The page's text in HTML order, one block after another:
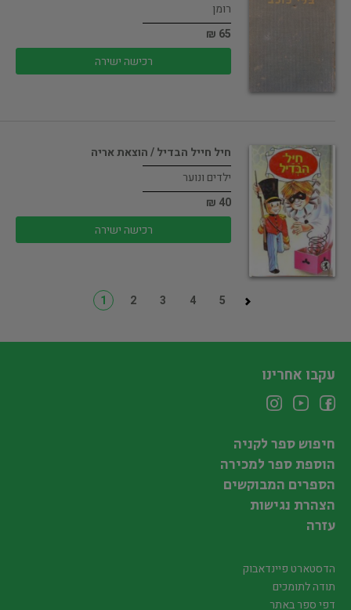
רומן
65 ₪
רכישה ישירה
חיל חייל הבדיל / הוצאת אריה
ילדים ונוער
40 ₪
רכישה ישירה
1 2 3 4 5
עקבו אחרינו
חיפוש ספר לקניה
הוספת ספר למכירה
הספרים המבוקשים
הצהרת נגישות
עזרה
הדסטארט פיינדאבוק
תודה לתומכים
דפי ספר באתר